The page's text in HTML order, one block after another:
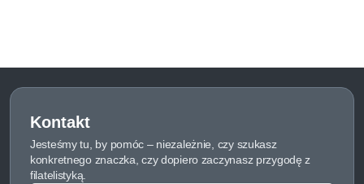
Kontakt
Jesteśmy tu, by pomóc – niezależnie, czy szukasz
konkretnego znaczka, czy dopiero zaczynasz przygodę z
filatelistyką.